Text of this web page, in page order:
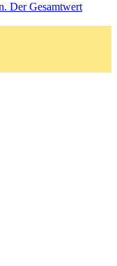
Der Gesamtwert